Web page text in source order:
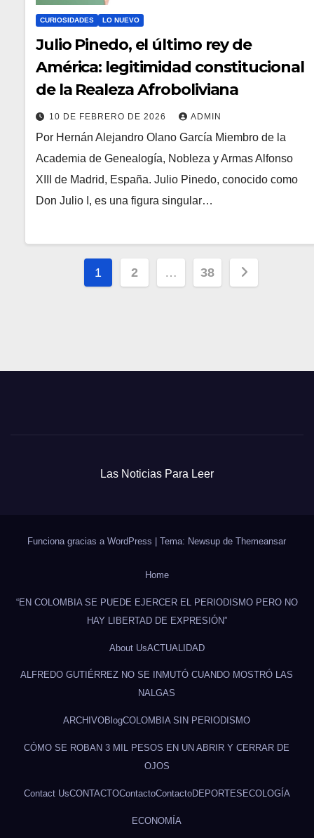
CURIOSIDADES LO NUEVO
Julio Pinedo, el último rey de
América: legitimidad constitucional
de la Realeza Afroboliviana
10 DE FEBRERO DE 2026 ADMIN
Por Hernán Alejandro Olano García Miembro de la
Academia de Genealogía, Nobleza y Armas Alfonso
XIII de Madrid, España. Julio Pinedo, conocido como
Don Julio I, es una figura singular…
Paginación
1 2 … 38
Las Noticias Para Leer
Funciona gracias a WordPress |Tema: Newsup deThemeansar
Home
“EN COLOMBIA SE PUEDE EJERCER EL PERIODISMO PERO NO
HAY LIBERTAD DE EXPRESIÓN”
About UsACTUALIDAD
ALFREDO GUTIÉRREZ NO SE INMUTÓ CUANDO MOSTRÓ LAS
NALGAS
ARCHIVOBlogCOLOMBIA SIN PERIODISMO
CÓMO SE ROBAN 3 MIL PESOS EN UN ABRIR Y CERRAR DE
OJOS
Contact UsCONTACTOContactoContactoDEPORTESECOLOGÍA
ECONOMÍA